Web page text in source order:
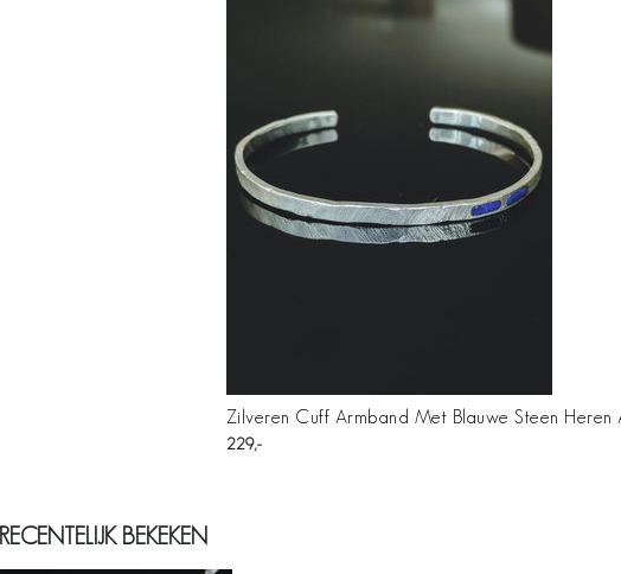
Zilveren Cuff Armband Met Blauwe Steen Heren
229
RECENTELIJK BEKEKEN